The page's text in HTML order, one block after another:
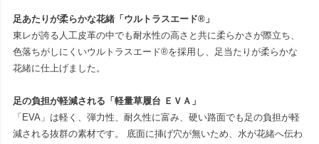
足あたりが柔らかな花緒「ウルトラスエード®」
東レが誇る人工皮革の中でも耐水性の高さと共に柔らかさが際立ち、
色落ちがしにくいウルトラスエード®を採用し、足当たりが柔らかな
花緒に仕上げました。
足の負担が軽減される「軽量草履台 ＥＶＡ」
「EVA」は軽く、弾力性、耐久性に富み、硬い路面でも足の負担が軽
減される抜群の素材です。 底面に挿げ穴が無いため、水が花緒へ伝わ